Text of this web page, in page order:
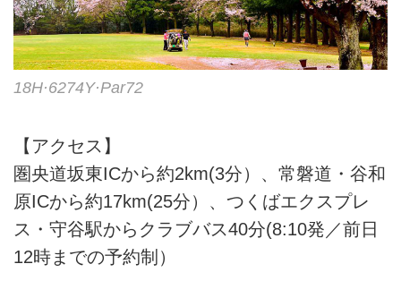
18H·6274Y·Par72
【アクセス】
圏央道坂東ICから約2km(3分）、常磐道・谷和
原ICから約17km(25分）、つくばエクスプレ
ス・守谷駅からクラブバス40分(8:10発／前日
12時までの予約制）